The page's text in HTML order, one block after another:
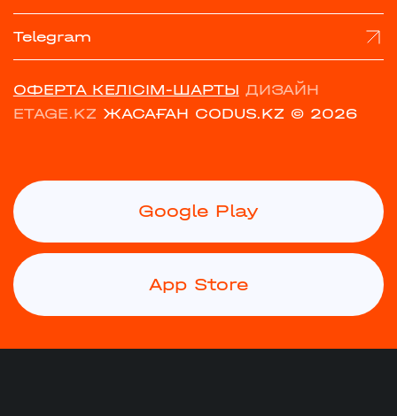
Telegram
ОФЕРТА КЕЛІСІМ-ШАРТЫ ДИЗАЙН
ETAGE.KZ ЖАСАҒАН CODUS.KZ © 2026
Google Play
App Store